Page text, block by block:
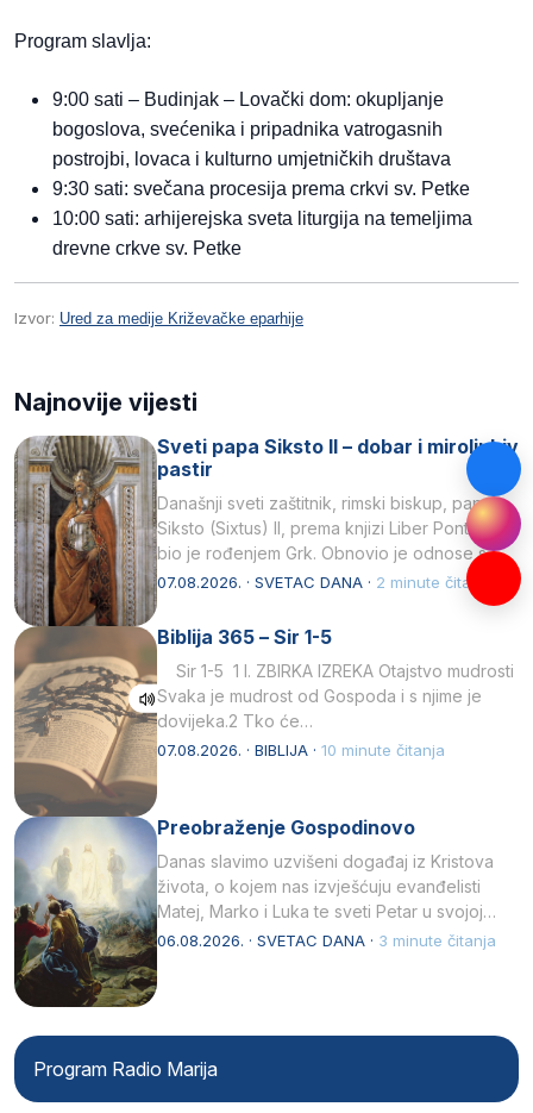
Program slavlja:
9:00 sati – Budinjak – Lovački dom: okupljanje
bogoslova, svećenika i pripadnika vatrogasnih
postrojbi, lovaca i kulturno umjetničkih društava
9:30 sati: svečana procesija prema crkvi sv. Petke
10:00 sati: arhijerejska sveta liturgija na temeljima
drevne crkve sv. Petke
Izvor: Ured za medije Križevačke eparhije
Najnovije vijesti
Sveti papa Siksto II – dobar i miroljubiv
pastir
Današnji sveti zaštitnik, rimski biskup, papa
Siksto (Sixtus) II, prema knjizi Liber Pontificalis
bio je rođenjem Grk. Obnovio je odnose s
afričkim…
07.08.2026. · SVETAC DANA · 2 minute čitanja
Biblija 365 – Sir 1-5
Sir 1-5 1 I. ZBIRKA IZREKA Otajstvo mudrosti
Svaka je mudrost od Gospoda i s njime je
dovijeka.2 Tko će…
07.08.2026. · BIBLIJA · 10 minute čitanja
Preobraženje Gospodinovo
Danas slavimo uzvišeni događaj iz Kristova
života, o kojem nas izvješćuju evanđelisti
Matej, Marko i Luka te sveti Petar u svojoj
drugoj…
06.08.2026. · SVETAC DANA · 3 minute čitanja
Program Radio Marija